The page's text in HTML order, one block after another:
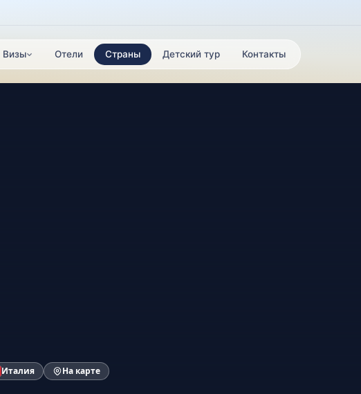
Визы Отели Страны Детский тур Контакты
Италия На карте